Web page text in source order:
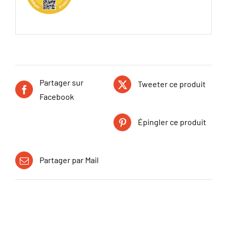
Partager sur
Facebook
Tweeter ce produit
Épingler ce produit
Partager par Mail